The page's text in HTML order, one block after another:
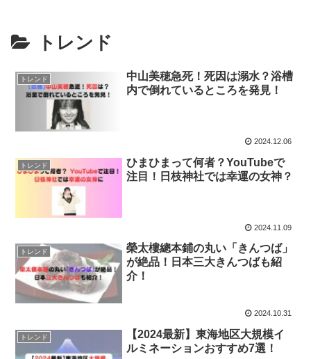
トレンド
トレンド
中山美穂急死！死因は溺水？浴槽
内で倒れているところを発見！
2024.12.06
トレンド
ひまひまって何者？YouTubeで
注目！日枝神社では幸運の女神？
2024.11.09
トレンド
榮太樓總本鋪の丸い「きんつば」
が絶品！日本三大きんつばも紹
介！
2024.10.31
トレンド
【2024最新】東海地区大規模イ
ルミネーションおすすめ7選！